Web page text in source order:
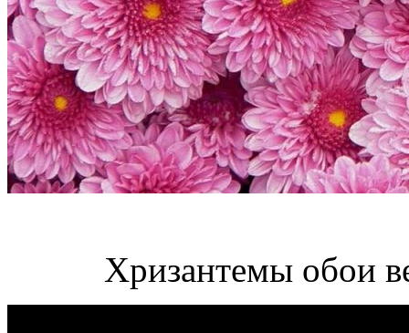
Хризантемы обои